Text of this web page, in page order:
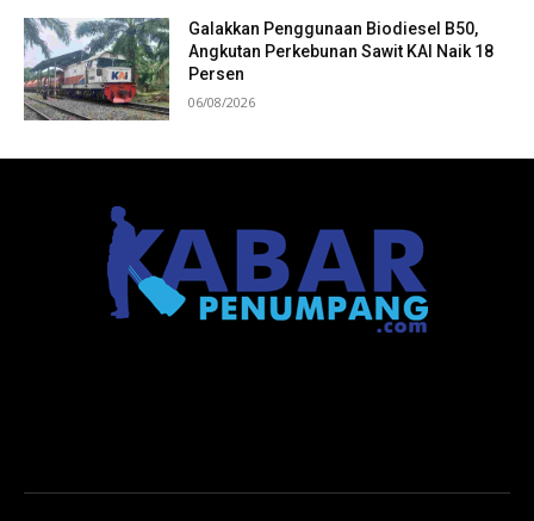
Galakkan Penggunaan Biodiesel B50,
Angkutan Perkebunan Sawit KAI Naik 18
Persen
06/08/2026